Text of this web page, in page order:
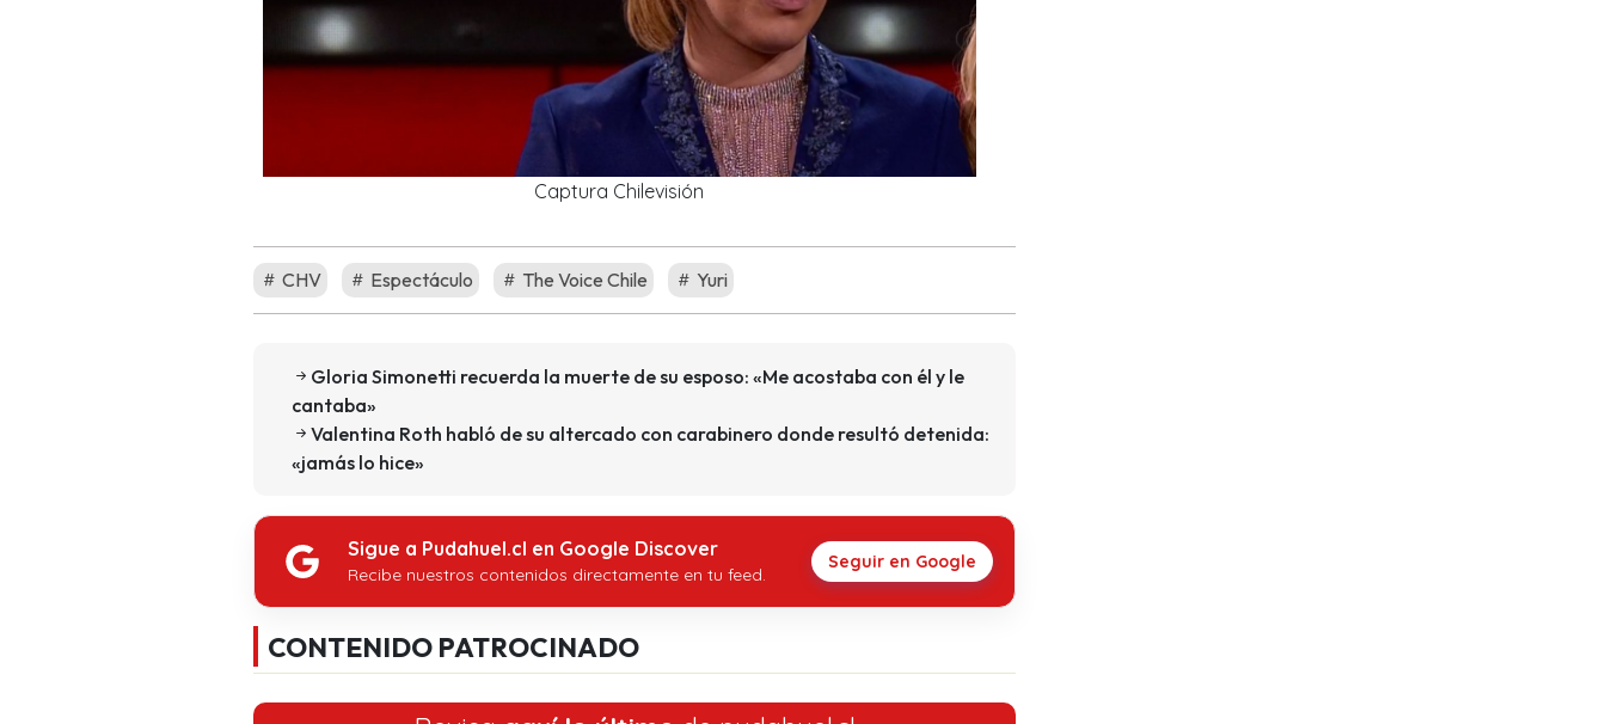
Captura Chilevisión
CHV Espectáculo The Voice Chile Yuri
Gloria Simonetti recuerda la muerte de su esposo: «Me acostaba con él y le
cantaba»
Valentina Roth habló de su altercado con carabinero donde resultó detenida:
«jamás lo hice»
Sigue a Pudahuel.cl en Google Discover
Recibe nuestros contenidos directamente en tu feed.
Seguir en Google
CONTENIDO PATROCINADO